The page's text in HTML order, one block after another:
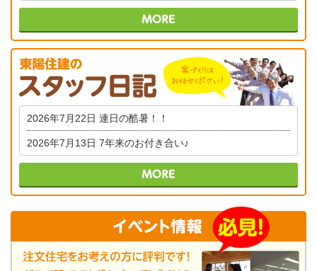
2026年7月22日 連日の酷暑！！
2026年7月13日 7年来のお付き合い♪